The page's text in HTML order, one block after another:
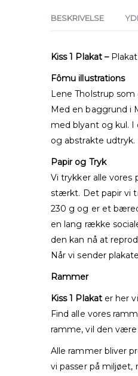
BESKRIVELSE
Kiss 1 Plakat –
Fômu illustrations
Lene Tholstrup
Med en baggrund i
med blyant og kul.
og abstrakte udtryk.
Papir og Tryk
Vi trykker alle
stærkt. Det papir vi
230 g og er et
en lang række
den kan nå at
Når vi sender
Rammer
Kiss 1 Plakater her
Find alle vores
ramme, vil den
Alle rammer bliver
vi passer på miljøet,